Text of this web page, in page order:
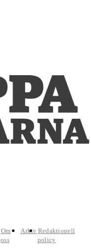
Om
oss
Arkiv Redaktionell
policy